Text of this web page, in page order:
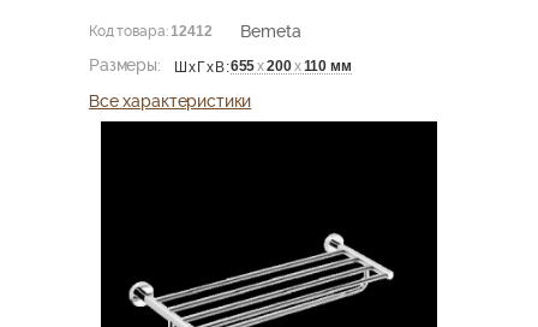
Код товара: 12412
Bemeta
Размеры:
ШхГхВ:655х200х110 мм
Все характеристики